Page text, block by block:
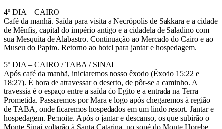
4º DIA – CAIRO
Café da manhã. Saída para visita a Necrópolis de Sakkara e a cidade
de Mênfis, capital do império antigo e a cidadela de Saladino com
sua Mesquita de Alabastro. Continuação ao Mercado do Cairo e ao
Museu do Papiro. Retorno ao hotel para jantar e hospedagem.
5º DIA – CAIRO / TABA / SINAI
Após café da manhã, iniciaremos nosso êxodo (Êxodo 15:22 e
18:27). É hora de atravessar o deserto, de pôr-se a caminho. A
travessia é o espaço entre a saída do Egito e a entrada na Terra
Prometida. Passaremos por Mara e logo após chegaremos à região
de TABA, onde ficaremos hospedados em um lindo resort. Jantar e
hospedagem. Pernoite. Após o jantar e descanso, os que subirão o
Monte Sinai voltarão à Santa Catarina, no sopé do Monte Horebe,